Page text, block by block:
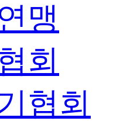
맹
회
협회